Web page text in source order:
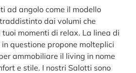
ad angolo come il modello
dai volumi che
momenti di relax. La linea di
questione propone molteplici
ammobiliare il living in nome
e stile. I nostri Salotti sono